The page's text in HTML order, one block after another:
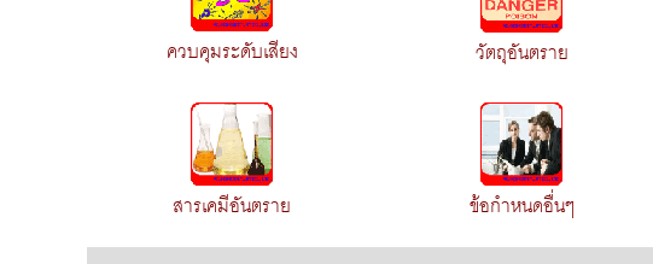
ควบคุมระดับเสียง วัตถุอันตราย
สารเคมีอันตราย ข้อกำหนดอื่นๆ